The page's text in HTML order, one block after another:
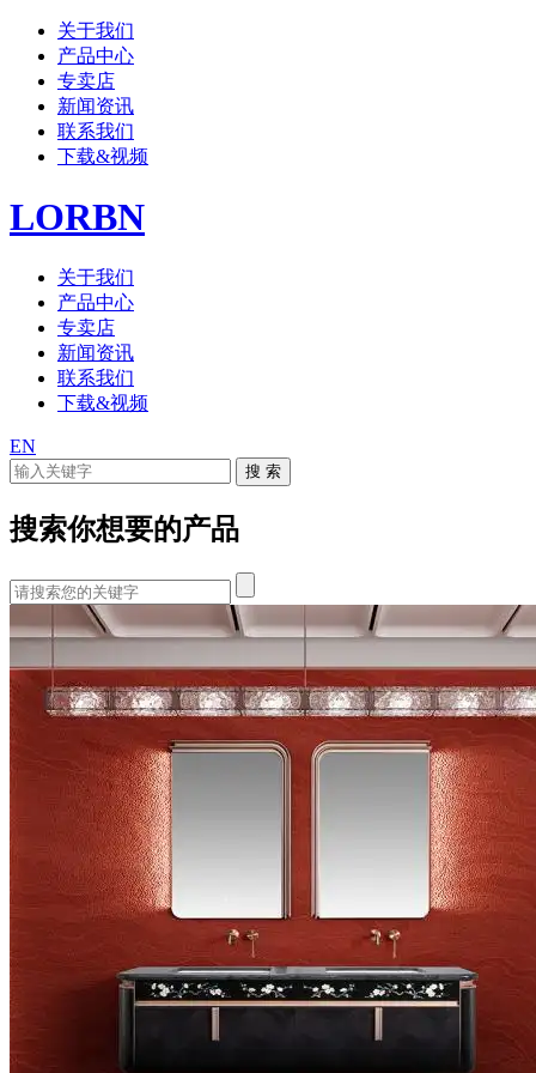
关于我们
产品中心
专卖店
新闻资讯
联系我们
下载&视频
LORBN
关于我们
产品中心
专卖店
新闻资讯
联系我们
下载&视频
EN
搜索你想要的产品